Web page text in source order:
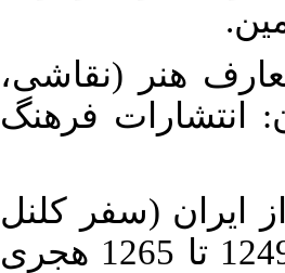
دایرهالمعارف هنر (نقاشی،
انتشارات فرهنگ
تصاویری از ایران (سفر کلنل
ف. کلمباری به دربار شاه ایران) 1249 تا 1265 هجری